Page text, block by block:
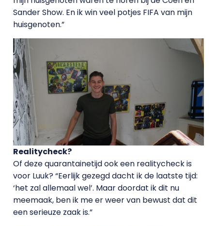
Sander Show. En ik win veel potjes FIFA van mijn
huisgenoten.”
Realitycheck?
Of deze quarantainetijd ook een realitycheck is
voor Luuk? “Eerlijk gezegd dacht ik de laatste tijd:
‘het zal allemaal wel’. Maar doordat ik dit nu
meemaak, ben ik me er weer van bewust dat dit
een serieuze zaak is.”